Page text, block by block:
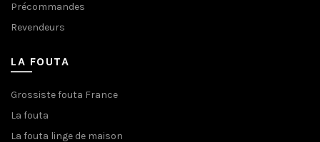
Précommandes
Revendeurs
LA FOUTA
Grossiste fouta France
La fouta
La fouta linge de maison